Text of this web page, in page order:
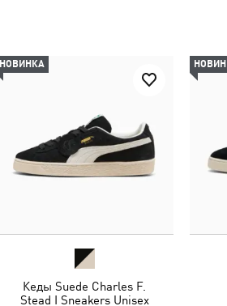
НОВИНКА
Кеды Suede Charles F.
Stead I Sneakers Unisex